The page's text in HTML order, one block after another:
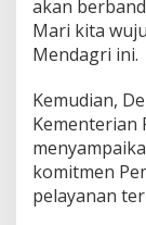
akan
Mari kita
Mendagri ini.
Kemudian,
Kementerian
komitmen
pelayanan